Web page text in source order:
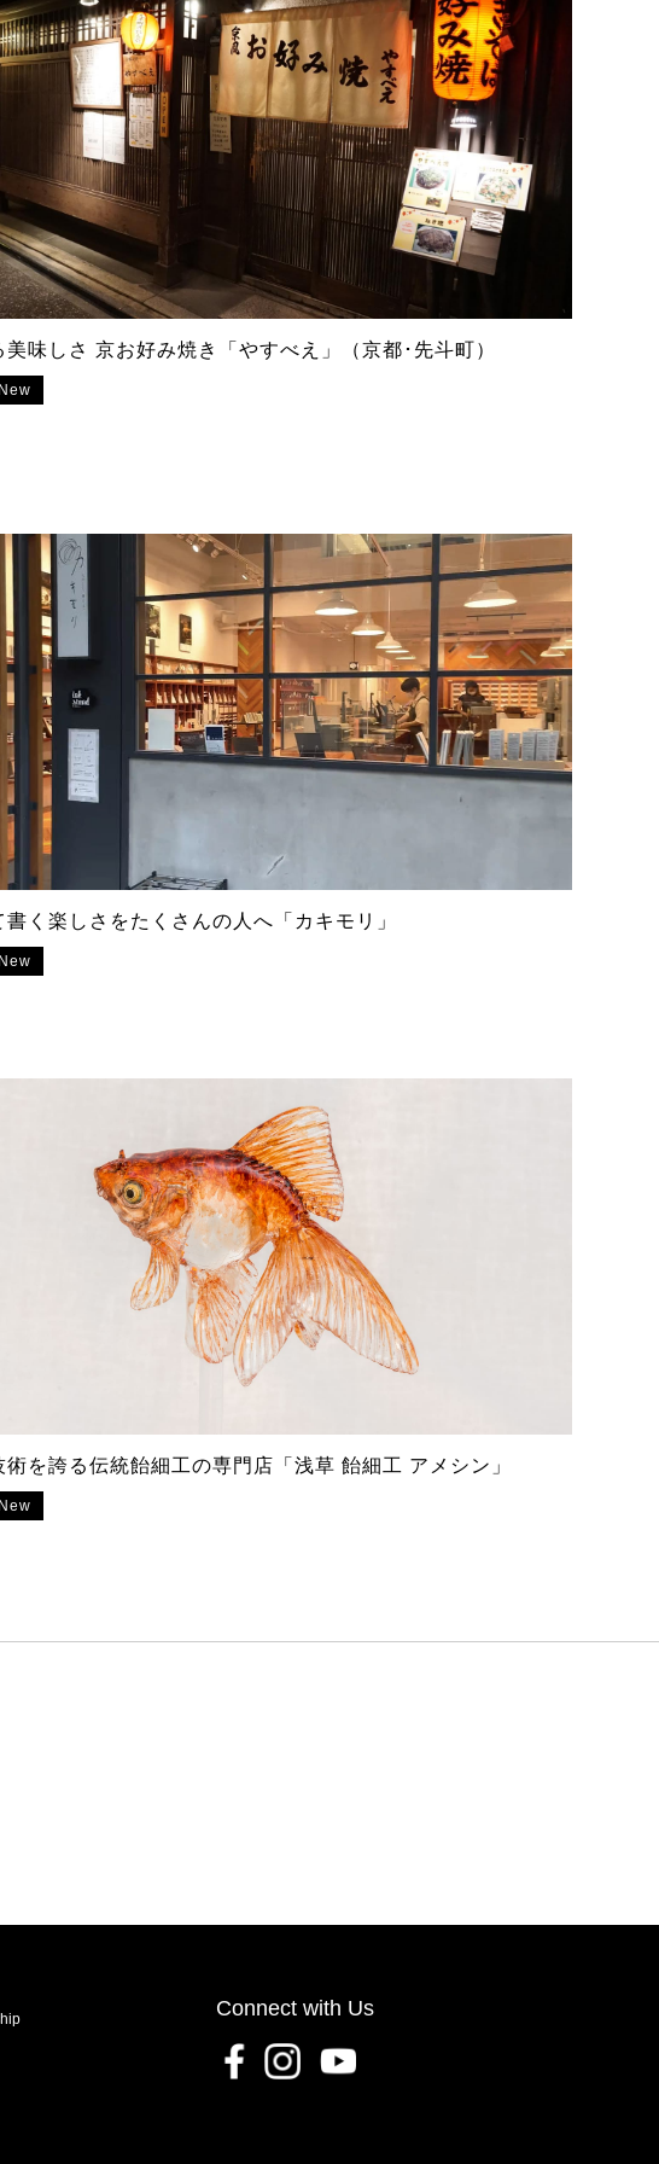
味しさ 京お好み焼き「やすべえ」（京都･先斗町）
New
く楽しさをたくさんの人へ「カキモリ」
New
術を誇る伝統飴細工の専門店「浅草 飴細工 アメシン」
New
Connect with Us